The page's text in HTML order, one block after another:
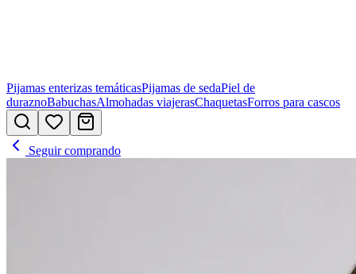
Pijamas enterizas temáticasPijamas de sedaPiel de
duraznoBabuchasAlmohadas viajerasChaquetasForros para cascos
Seguir comprando